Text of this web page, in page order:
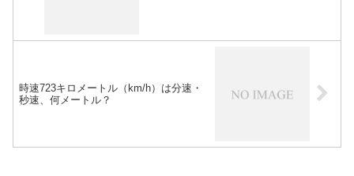
時速723キロメートル（km/h）は分速・
秒速、何メートル？